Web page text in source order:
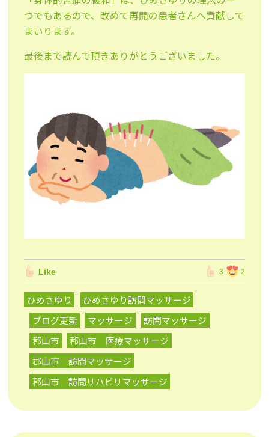
つでもあるので、改めて再開の患者さんへ貢献して
まいります。
最後まで読んで頂きありがとうございました。
Like 3 2
ひめさゆり
ひめさゆり訪問マッサージ
ブログ更新
マッサージ
訪問マッサージ
郡山市
郡山市 医療マッサージ
郡山市 訪問マッサージ
郡山市 訪問リハビリマッサージ